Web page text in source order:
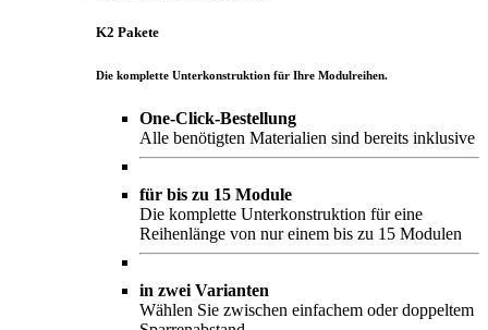
K2 Pakete
Die komplette Unterkonstruktion für Ihre Modulreihen.
One-Click-Bestellung
Alle benötigten Materialien sind bereits inklusive
für bis zu 15 Module
Die komplette Unterkonstruktion für eine
Reihenlänge von nur einem bis zu 15 Modulen
in zwei Varianten
Wählen Sie zwischen einfachem oder doppeltem